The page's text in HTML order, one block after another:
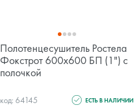
Полотенцесушитель Ростела
Фокстрот 600x600 БП (1") с
полочкой
код: 64145 ЕСТЬ В НАЛИЧИИ